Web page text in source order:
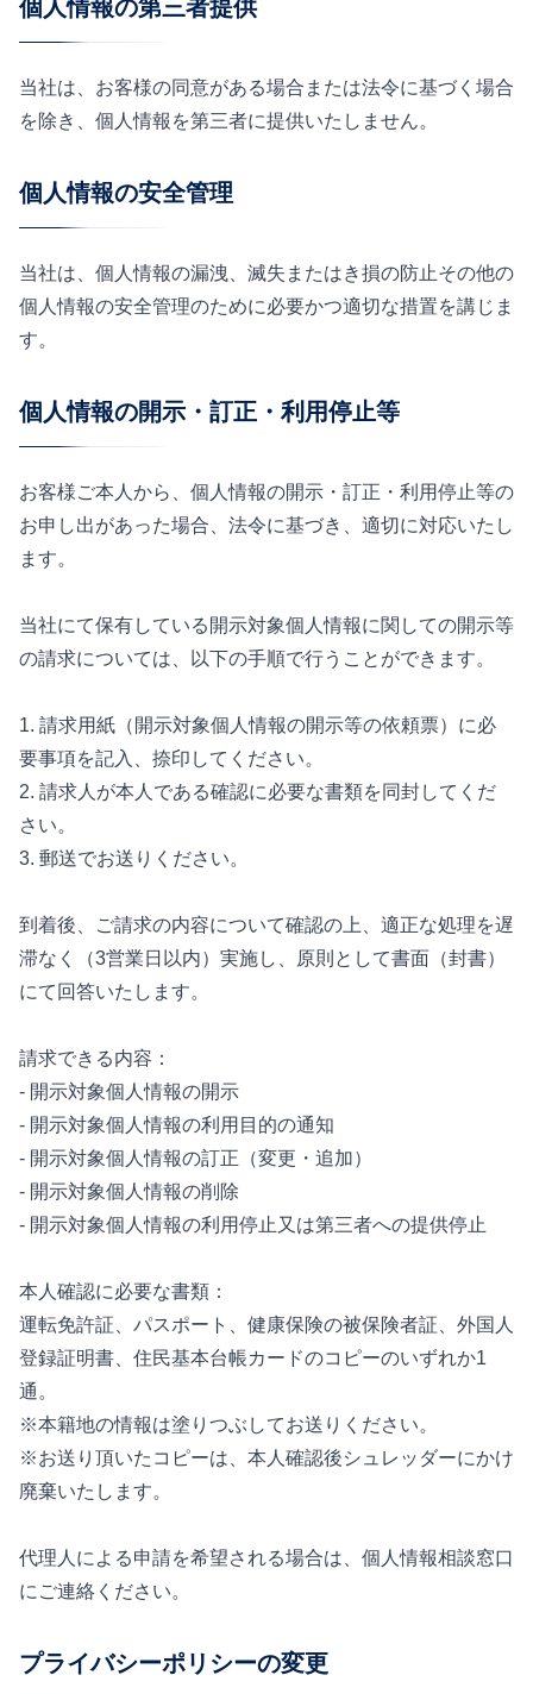
個人情報の第三者提供
当社は、お客様の同意がある場合または法令に基づく場合
を除き、個人情報を第三者に提供いたしません。
個人情報の安全管理
当社は、個人情報の漏洩、滅失またはき損の防止その他の
個人情報の安全管理のために必要かつ適切な措置を講じま
す。
個人情報の開示・訂正・利用停止等
お客様ご本人から、個人情報の開示・訂正・利用停止等の
お申し出があった場合、法令に基づき、適切に対応いたし
ます。
当社にて保有している開示対象個人情報に関しての開示等
の請求については、以下の手順で行うことができます。
1. 請求用紙（開示対象個人情報の開示等の依頼票）に必
要事項を記入、捺印してください。
2. 請求人が本人である確認に必要な書類を同封してくだ
さい。
3. 郵送でお送りください。
到着後、ご請求の内容について確認の上、適正な処理を遅
滞なく（3営業日以内）実施し、原則として書面（封書）
にて回答いたします。
請求できる内容：
- 開示対象個人情報の開示
- 開示対象個人情報の利用目的の通知
- 開示対象個人情報の訂正（変更・追加）
- 開示対象個人情報の削除
- 開示対象個人情報の利用停止又は第三者への提供停止
本人確認に必要な書類：
運転免許証、パスポート、健康保険の被保険者証、外国人
登録証明書、住民基本台帳カードのコピーのいずれか1
通。
※本籍地の情報は塗りつぶしてお送りください。
※お送り頂いたコピーは、本人確認後シュレッダーにかけ
廃棄いたします。
代理人による申請を希望される場合は、個人情報相談窓口
にご連絡ください。
プライバシーポリシーの変更